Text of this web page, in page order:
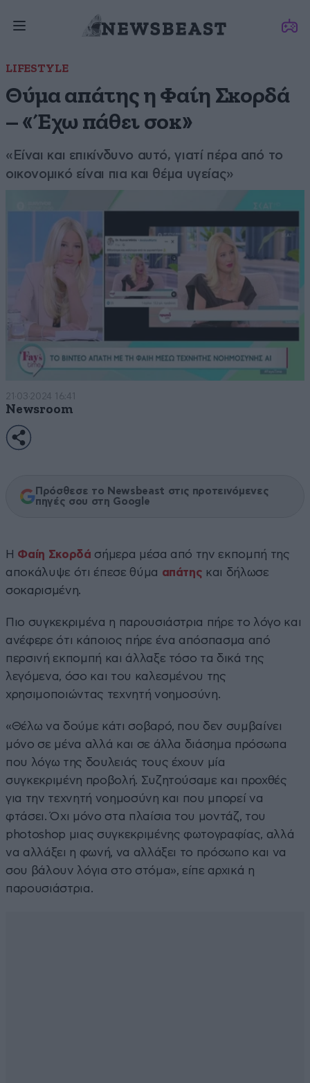
LIFESTYLE
Θύμα απάτης η Φαίη Σκορδά
– «Έχω πάθει σοκ»
«Είναι και επικίνδυνο αυτό, γιατί πέρα από το
οικονομικό είναι πια και θέμα υγείας»
21·03·2024 16:41
Newsroom
Πρόσθεσε το Newsbeast στις προτεινόμενες
πηγές σου στη Google
Η Φαίη Σκορδά σήμερα μέσα από την εκπομπή της
αποκάλυψε ότι έπεσε θύμα απάτης και δήλωσε
σοκαρισμένη.
Πιο συγκεκριμένα η παρουσιάστρια πήρε το λόγο και
ανέφερε ότι κάποιος πήρε ένα απόσπασμα από
περσινή εκπομπή και άλλαξε τόσο τα δικά της
λεγόμενα, όσο και του καλεσμένου της
χρησιμοποιώντας τεχνητή νοημοσύνη.
«Θέλω να δούμε κάτι σοβαρό, που δεν συμβαίνει
μόνο σε μένα αλλά και σε άλλα διάσημα πρόσωπα
που λόγω της δουλειάς τους έχουν μία
συγκεκριμένη προβολή. Συζητούσαμε και προχθές
για την τεχνητή νοημοσύνη και που μπορεί να
φτάσει. Όχι μόνο στα πλαίσια του μοντάζ, του
photoshop μιας συγκεκριμένης φωτογραφίας, αλλά
να αλλάξει η φωνή, να αλλάξει το πρόσωπο και να
σου βάλουν λόγια στο στόμα», είπε αρχικά η
παρουσιάστρια.